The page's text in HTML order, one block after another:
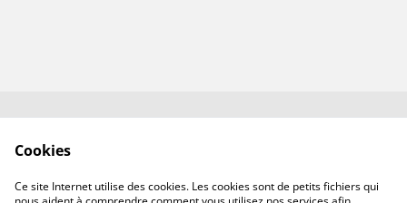
Contactez-nous✉️
Politique de
confidentialité
Politique de cookies
Cookies
Ce site Internet utilise des cookies. Les cookies sont de petits fichiers qui